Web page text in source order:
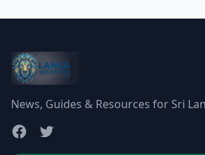
News, Guides & Resources for Sri